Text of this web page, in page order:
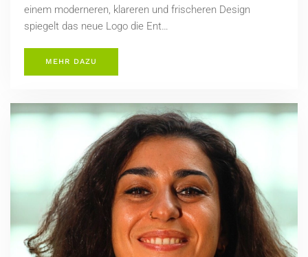
einem moderneren, klareren und frischeren Design
spiegelt das neue Logo die Ent…
MEHR DAZU